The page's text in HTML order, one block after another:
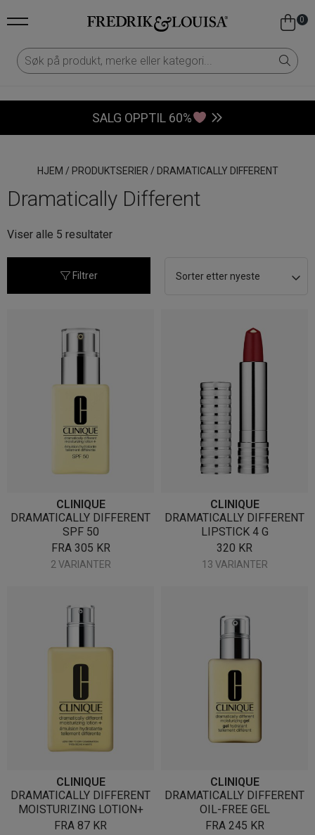
0
SALG OPPTIL 60%
HJEM / PRODUKTSERIER / DRAMATICALLY DIFFERENT
Dramatically Different
Viser alle 5 resultaterSortert
Filtrer
CLINIQUE
DRAMATICALLY DIFFERENT
SPF 50
FRA 305 KR
2 VARIANTER
CLINIQUE
DRAMATICALLY DIFFERENT
LIPSTICK 4 G
320 KR
13 VARIANTER
CLINIQUE
DRAMATICALLY DIFFERENT
MOISTURIZING LOTION+
FRA 87 KR
CLINIQUE
DRAMATICALLY DIFFERENT
OIL-FREE GEL
FRA 245 KR